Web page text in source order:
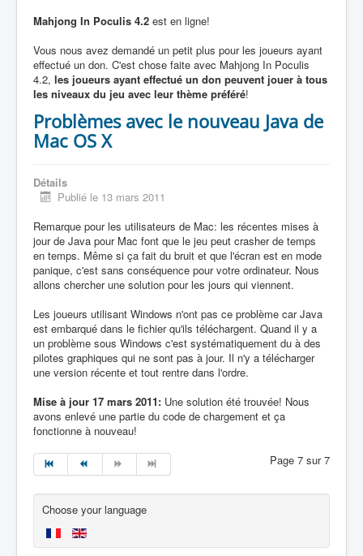
Mahjong In Poculis 4.2 est en ligne!
Vous nous avez demandé un petit plus pour les joueurs ayant
effectué un don. C'est chose faite avec Mahjong In Poculis
4.2, les joueurs ayant effectué un don peuvent jouer à tous
les niveaux du jeu avec leur thème préféré!
Problèmes avec le nouveau Java de
Mac OS X
Détails
Publié le 13 mars 2011
Remarque pour les utilisateurs de Mac: les récentes mises à
jour de Java pour Mac font que le jeu peut crasher de temps
en temps. Même si ça fait du bruit et que l'écran est en mode
panique, c'est sans conséquence pour votre ordinateur. Nous
allons chercher une solution pour les jours qui viennent.
Les joueurs utilisant Windows n'ont pas ce problème car Java
est embarqué dans le fichier qu'ils téléchargent. Quand il y a
un problème sous Windows c'est systématiquement du à des
pilotes graphiques qui ne sont pas à jour. Il n'y a télécharger
une version récente et tout rentre dans l'ordre.
Mise à jour 17 mars 2011: Une solution été trouvée! Nous
avons enlevé une partie du code de chargement et ça
fonctionne à nouveau!
Page 7 sur 7
Choose your language